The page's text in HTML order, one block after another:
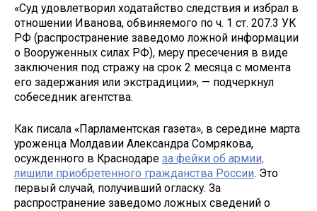
«Суд удовлетворил ходатайство следствия и избрал в
отношении Иванова, обвиняемого по ч. 1 ст. 207.3 УК
РФ (распространение заведомо ложной информации
о Вооруженных силах РФ), меру пресечения в виде
заключения под стражу на срок 2 месяца с момента
его задержания или экстрадиции», — подчеркнул
собеседник агентства.
Как писала «Парламентская газета», в середине марта
уроженца Молдавии Александра Сомрякова,
осужденного в Краснодаре за фейки об армии,
лишили приобретенного гражданства России. Это
первый случай, получивший огласку. За
распространение заведомо ложных сведений о